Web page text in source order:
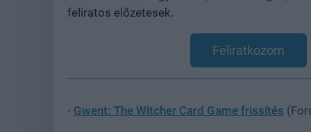
feliratos előzetesek.
Feliratkozom
- Gwent: The Witcher Card Game frissítés